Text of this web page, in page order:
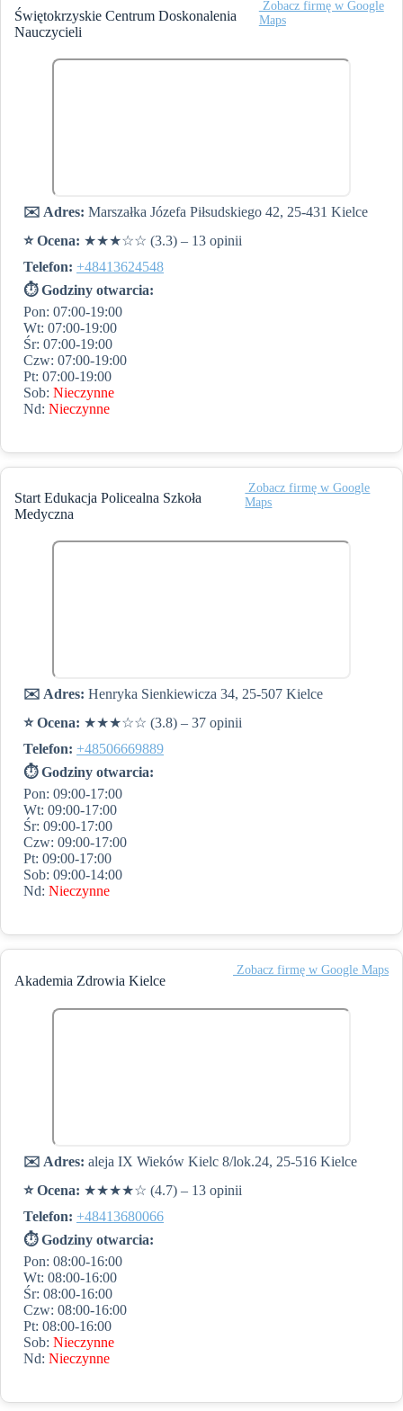
Świętokrzyskie Centrum Doskonalenia
Nauczycieli
️ Zobacz firmę w Google
Maps
✉️ Adres: Marszałka Józefa Piłsudskiego 42, 25-431 Kielce
⭐️ Ocena: ★★★☆☆ (3.3) – 13 opinii
Telefon: +48413624548
⏱ Godziny otwarcia:
Pon: 07:00-19:00
Wt: 07:00-19:00
Śr: 07:00-19:00
Czw: 07:00-19:00
Pt: 07:00-19:00
Sob: Nieczynne
Nd: Nieczynne
Start Edukacja Policealna Szkoła
Medyczna
️ Zobacz firmę w Google
Maps
✉️ Adres: Henryka Sienkiewicza 34, 25-507 Kielce
⭐️ Ocena: ★★★☆☆ (3.8) – 37 opinii
Telefon: +48506669889
⏱ Godziny otwarcia:
Pon: 09:00-17:00
Wt: 09:00-17:00
Śr: 09:00-17:00
Czw: 09:00-17:00
Pt: 09:00-17:00
Sob: 09:00-14:00
Nd: Nieczynne
Akademia Zdrowia Kielce
️ Zobacz firmę w Google Maps
✉️ Adres: aleja IX Wieków Kielc 8/lok.24, 25-516 Kielce
⭐️ Ocena: ★★★★☆ (4.7) – 13 opinii
Telefon: +48413680066
⏱ Godziny otwarcia:
Pon: 08:00-16:00
Wt: 08:00-16:00
Śr: 08:00-16:00
Czw: 08:00-16:00
Pt: 08:00-16:00
Sob: Nieczynne
Nd: Nieczynne